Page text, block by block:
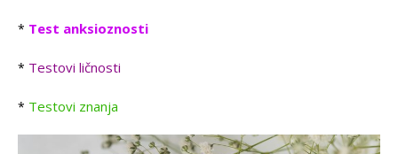
* Test anksioznosti
* Testovi ličnosti
* Testovi znanja